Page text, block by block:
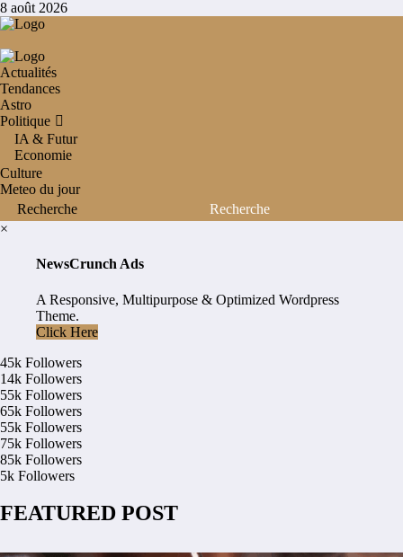
Aller
au
8 août 2026
Actualités
Tendances
Astro
Politique
IA & Futur
Economie
Culture
Meteo du jour
×
NewsCrunch Ads
A Responsive, Multipurpose & Optimized Wordpress
Theme.
Click Here
45k Followers
14k Followers
55k Followers
65k Followers
55k Followers
75k Followers
85k Followers
5k Followers
FEATURED POST